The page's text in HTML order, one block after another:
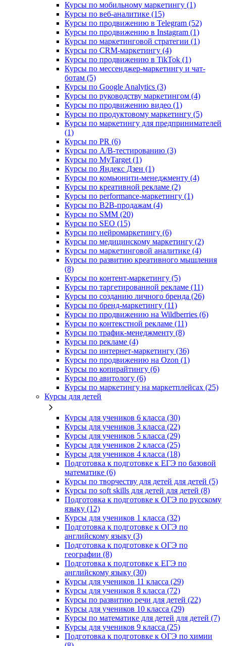
Курсы по мобильному маркетингу (1)
Курсы по веб-аналитике (15)
Курсы по продвижению в Telegram (52)
Курсы по продвижению в Instagram (1)
Курсы по маркетинговой стратегии (1)
Курсы по CRM-маркетингу (4)
Курсы по продвижению в TikTok (1)
Курсы по мессенджер-маркетингу и чат-
ботам (5)
Курсы по Google Analytics (3)
Курсы по руководству маркетингом (4)
Курсы по продвижению видео (1)
Курсы по продуктовому маркетингу (5)
Курсы по маркетингу для предпринимателей
(1)
Курсы по PR (6)
Курсы по A/B-тестированию (3)
Курсы по MyTarget (1)
Курсы по Яндекс Дзен (1)
Курсы по комьюнити-менеджменту (4)
Курсы по креативной рекламе (2)
Курсы по performance-маркетингу (1)
Курсы по B2B-продажам (4)
Курсы по SMM (20)
Курсы по SEO (15)
Курсы по нейромаркетингу (6)
Курсы по медицинскому маркетингу (2)
Курсы по маркетинговой аналитике (4)
Курсы по развитию креативного мышления
(8)
Курсы по контент-маркетингу (5)
Курсы по таргетированной рекламе (11)
Курсы по созданию личного бренда (26)
Курсы по бренд-маркетингу (11)
Курсы по продвижению на Wildberries (6)
Курсы по контекстной рекламе (11)
Курсы по трафик-менеджменту (8)
Курсы по рекламе (4)
Курсы по интернет-маркетингу (36)
Курсы по продвижению на Ozon (1)
Курсы по копирайтингу (6)
Курсы по авитологу (6)
Курсы по маркетингу на маркетплейсах (25)
Курсы для детей
Курсы для учеников 6 класса (30)
Курсы для учеников 3 класса (22)
Курсы для учеников 5 класса (29)
Курсы для учеников 2 класса (25)
Курсы для учеников 4 класса (18)
Подготовка к подготовке к ЕГЭ по базовой
математике (6)
Курсы по творчеству для детей для детей (5)
Курсы по soft skills для детей для детей (8)
Подготовка к подготовке к ОГЭ по русскому
языку (12)
Курсы для учеников 1 класса (32)
Подготовка к подготовке к ОГЭ по
английскому языку (3)
Подготовка к подготовке к ОГЭ по
географии (8)
Подготовка к подготовке к ЕГЭ по
английскому языку (30)
Курсы для учеников 11 класса (29)
Курсы для учеников 8 класса (72)
Курсы по развитию речи для детей (22)
Курсы для учеников 10 класса (29)
Курсы по математике для детей для детей (7)
Курсы для учеников 9 класса (25)
Подготовка к подготовке к ОГЭ по химии